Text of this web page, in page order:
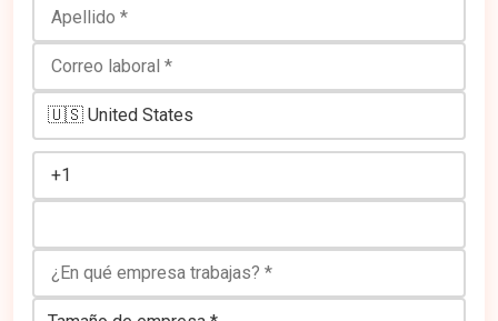
Correo laboral
Número de teléfono
¿En qué empresa trabajas?
Tamaño de empresa